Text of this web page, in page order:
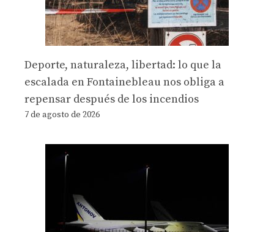
Deporte, naturaleza, libertad: lo que la
escalada en Fontainebleau nos obliga a
repensar después de los incendios
7 de agosto de 2026